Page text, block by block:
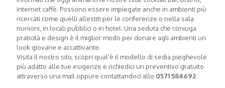
internet caffè. Possono essere impiegate anche in ambienti più
ricercati come quelli allestiti per le conferenze o nella sala
riunioni, in locali pubblici o in hotel. Una seduta che coniuga
praticità e design è il miglior modo per donare agli ambienti un
look giovane e accattivante.
Visita il nostro sito, scopri qual’è il modello di sedia pieghevole
più adatto alle tue esigenze e richiedici un preventivo gratuito
attraverso una mail oppure contattandoci allo 0571 584692.